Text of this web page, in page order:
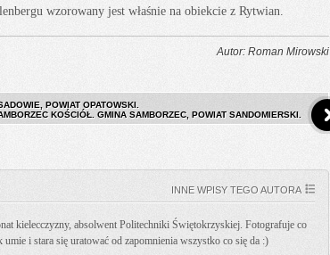
wzorowany jest właśnie na obiekcie z Rytwian.
Autor: Roman Mirowski
POWIAT OPATOWSKI.
KOŚCIÓŁ. GMINA SAMBORZEC, POWIAT SANDOMIERSKI.
INNE WPISY TEGO AUTORA
kielecczyzny, absolwent Politechniki Świętokrzyskiej. Fotografuje co
i stara się uratować od zapomnienia wszystko co się da :)